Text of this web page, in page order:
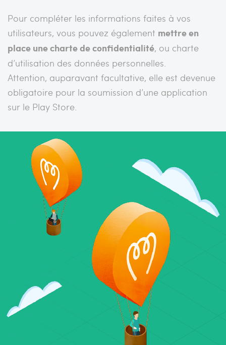
Pour compléter les informations faites à vos
utilisateurs, vous pouvez également mettre en
place une charte de confidentialité, ou charte
d’utilisation des données personnelles.
Attention, auparavant facultative, elle est devenue
obligatoire pour la soumission d’une application
sur le Play Store.